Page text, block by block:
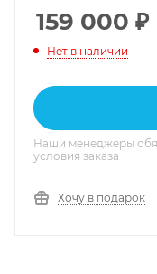
159 000 ₽
Нет в наличии
Наши менеджеры
условия заказа
Хочу в подарок